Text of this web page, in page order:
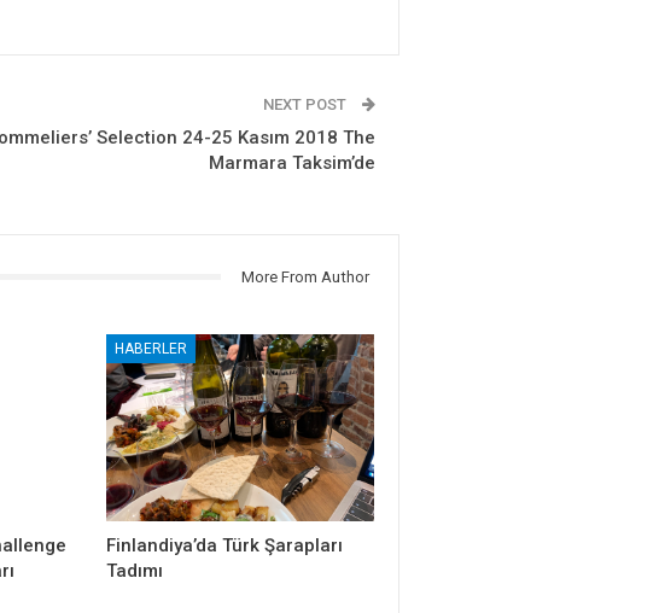
NEXT POST
Selection 24-25 Kasım 2018 The
Marmara Taksim’de
More From Author
HABERLER
Finlandiya’da Türk Şarapları
Tadımı